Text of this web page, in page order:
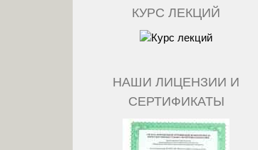
КУРС ЛЕКЦИЙ
НАШИ ЛИЦЕНЗИИ И
СЕРТИФИКАТЫ